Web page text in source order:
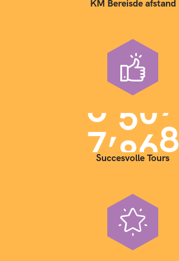
KM Bereisde afstand
7,000
Succesvolle Tours